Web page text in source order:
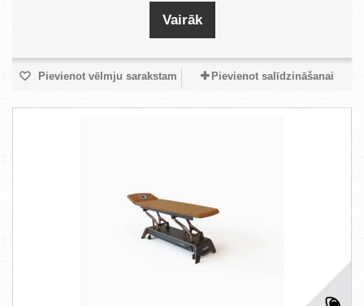
Vairāk
Pievienot vēlmju sarakstam Pievienot salīdzināšanai